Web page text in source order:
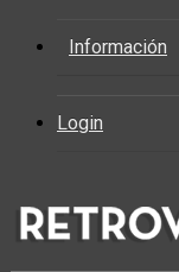
Información
Login